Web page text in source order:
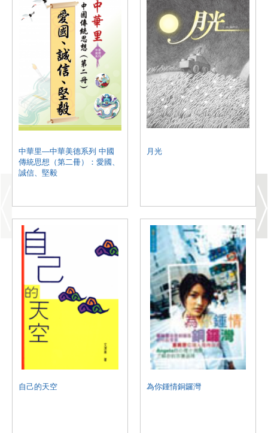
中華里—中華美德系列 中國
傳統思想（第二冊）：愛國、
誠信、堅毅
月光
自己的天空 為你鍾情銅鑼灣